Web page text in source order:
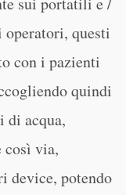
questi
con i pazienti
quindi
di acqua,
così via,
device, potendo